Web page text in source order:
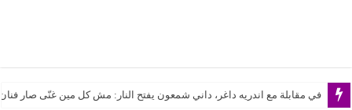
في مقابلة مع اندريه داغر، داني شمعون يفتح النار: مش كل مين غنّى صار